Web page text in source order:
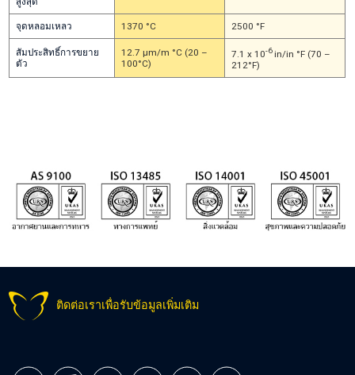
จุดหลอมเหลว 1370 °C 2500 °F
สัมประสิทธิ์การขยาย
ตัว
12.7 µm/m °C (20 –
100°C)
7.1 x 10-6in/in °F (70 –
212°F)
ติดต่อเราเพื่อรับข้อมูลเพิ่มเติม